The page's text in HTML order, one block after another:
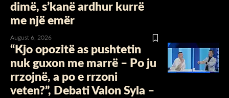
dimë, s’kanë ardhur kurrë
me një emër
August 6, 2026
“Kjo opozitë as pushtetin
nuk guxon me marrë – Po ju
rrzojnë, a po e rrzoni
veten?”, Debati Valon Syla –